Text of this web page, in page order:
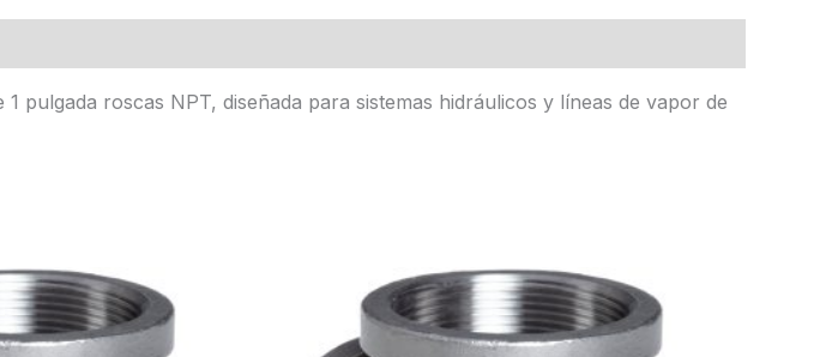
pulgada roscas NPT, diseñada para sistemas hidráulicos y líneas de vapor de